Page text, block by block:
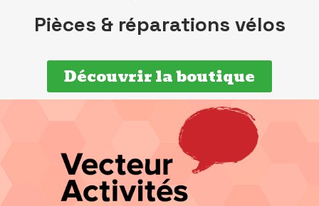
Pièces & réparations vélos
Découvrir la boutique